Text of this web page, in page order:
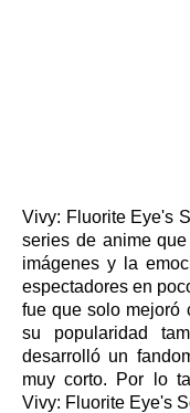
Vivy: Fluorite Eye's
series de anime
imágenes y la
espectadores en
fue que solo mejoró
su popularidad
desarrolló un
muy corto. Por lo
Vivy: Fluorite Eye's